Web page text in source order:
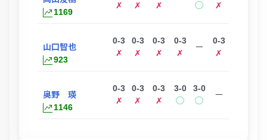
1169
✗ ✗ ✗ ◯ ✗
山口智也
923
0-3
✗
0-3
✗
0-3
✗
0-3
✗
ー
0-3
✗
奥野 瑛
1146
0-3
✗
0-3
✗
0-3
✗
3-0
◯
3-0
◯
ー